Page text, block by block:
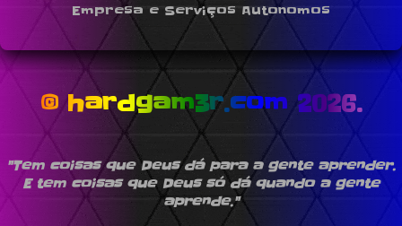
Empresa e Serviços Autonomos
© hardgam3r.com 2026.
"Tem coisas que Deus dá para a gente aprender.
E tem coisas que Deus só dá quando a gente
aprende."